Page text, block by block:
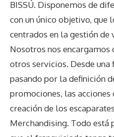
BISSÚ. Disponemos de
con un único objetivo, que
centrados en la gestión de
Nosotros nos
otros servicios. Desde
pasando por la definición
promociones, las
creación de los
Merchandising. Todo está